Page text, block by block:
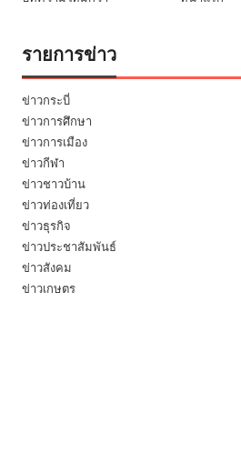
รายการข่าว
ข่าวกระบี่
ข่าวการศึกษา
ข่าวการเมือง
ข่าวกีฬา
ข่าวชาวบ้าน
ข่าวท่องเที่ยว
ข่าวธุรกิจ
ข่าวประชาสัมพันธ์
ข่าวสังคม
ข่าวเกษตร